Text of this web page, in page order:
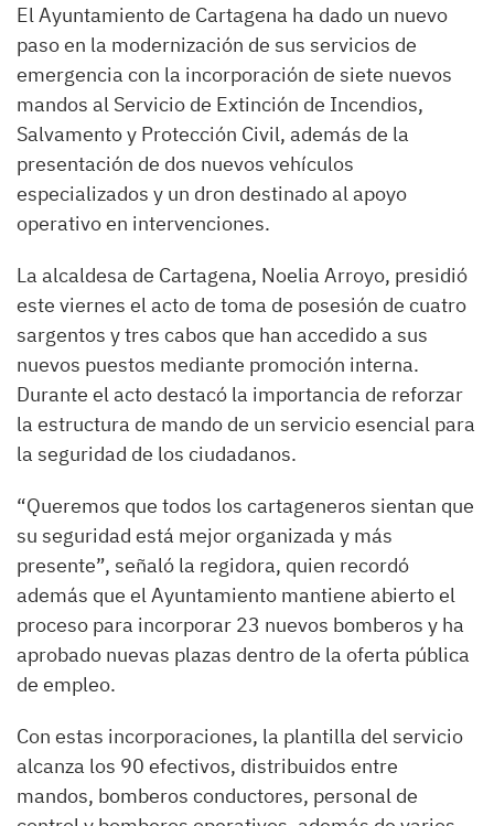
El Ayuntamiento de Cartagena ha dado un nuevo
paso en la modernización de sus servicios de
emergencia con la incorporación de siete nuevos
mandos al Servicio de Extinción de Incendios,
Salvamento y Protección Civil, además de la
presentación de dos nuevos vehículos
especializados y un dron destinado al apoyo
operativo en intervenciones.
La alcaldesa de Cartagena, Noelia Arroyo, presidió
este viernes el acto de toma de posesión de cuatro
sargentos y tres cabos que han accedido a sus
nuevos puestos mediante promoción interna.
Durante el acto destacó la importancia de reforzar
la estructura de mando de un servicio esencial para
la seguridad de los ciudadanos.
“Queremos que todos los cartageneros sientan que
su seguridad está mejor organizada y más
presente”, señaló la regidora, quien recordó
además que el Ayuntamiento mantiene abierto el
proceso para incorporar 23 nuevos bomberos y ha
aprobado nuevas plazas dentro de la oferta pública
de empleo.
Con estas incorporaciones, la plantilla del servicio
alcanza los 90 efectivos, distribuidos entre
mandos, bomberos conductores, personal de